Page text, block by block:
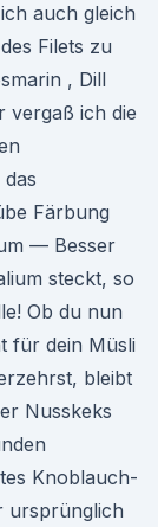
auch gleich
Filets zu
, Dill
vergaß ich die
Färbung
— Besser
steckt, so
Ob du nun
für dein Müsli
bleibt
Nusskeks
Knoblauch-
ursprünglich